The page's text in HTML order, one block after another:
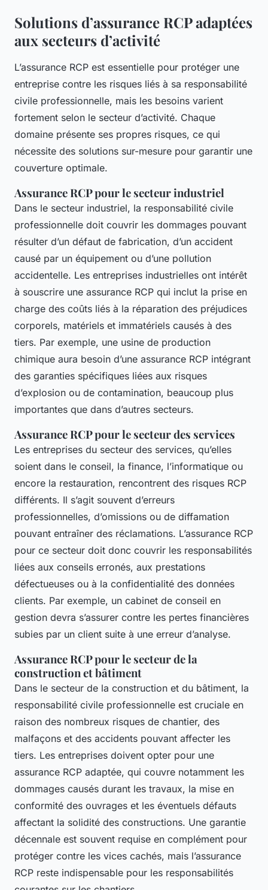
Solutions d’assurance RCP adaptées
aux secteurs d’activité
L’assurance RCP est essentielle pour protéger une
entreprise contre les risques liés à sa responsabilité
civile professionnelle, mais les besoins varient
fortement selon le secteur d’activité. Chaque
domaine présente ses propres risques, ce qui
nécessite des solutions sur-mesure pour garantir une
couverture optimale.
Assurance RCP pour le secteur industriel
Dans le secteur industriel, la responsabilité civile
professionnelle doit couvrir les dommages pouvant
résulter d’un défaut de fabrication, d’un accident
causé par un équipement ou d’une pollution
accidentelle. Les entreprises industrielles ont intérêt
à souscrire une assurance RCP qui inclut la prise en
charge des coûts liés à la réparation des préjudices
corporels, matériels et immatériels causés à des
tiers. Par exemple, une usine de production
chimique aura besoin d’une assurance RCP intégrant
des garanties spécifiques liées aux risques
d’explosion ou de contamination, beaucoup plus
importantes que dans d’autres secteurs.
Assurance RCP pour le secteur des services
Les entreprises du secteur des services, qu’elles
soient dans le conseil, la finance, l’informatique ou
encore la restauration, rencontrent des risques RCP
différents. Il s’agit souvent d’erreurs
professionnelles, d’omissions ou de diffamation
pouvant entraîner des réclamations. L’assurance RCP
pour ce secteur doit donc couvrir les responsabilités
liées aux conseils erronés, aux prestations
défectueuses ou à la confidentialité des données
clients. Par exemple, un cabinet de conseil en
gestion devra s’assurer contre les pertes financières
subies par un client suite à une erreur d’analyse.
Assurance RCP pour le secteur de la
construction et bâtiment
Dans le secteur de la construction et du bâtiment, la
responsabilité civile professionnelle est cruciale en
raison des nombreux risques de chantier, des
malfaçons et des accidents pouvant affecter les
tiers. Les entreprises doivent opter pour une
assurance RCP adaptée, qui couvre notamment les
dommages causés durant les travaux, la mise en
conformité des ouvrages et les éventuels défauts
affectant la solidité des constructions. Une garantie
décennale est souvent requise en complément pour
protéger contre les vices cachés, mais l’assurance
RCP reste indispensable pour les responsabilités